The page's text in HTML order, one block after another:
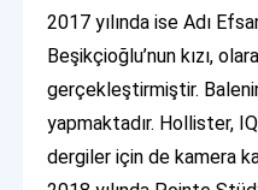
2017 yılında ise Adı
Beşikçioğlu’nun kızı,
gerçekleştirmiştir.
yapmaktadır. Hollister,
dergiler için de kamera